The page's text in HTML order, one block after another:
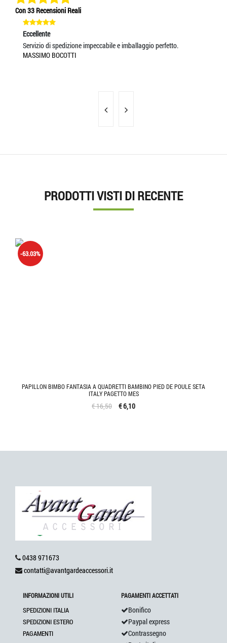
Con 33 Recensioni Reali
Eccellente
Servizio di spedizione impeccabile e imballaggio perfetto.
MASSIMO BOCOTTI
PRODOTTI VISTI DI RECENTE
'.'
PAPILLON BIMBO FANTASIA A QUADRETTI BAMBINO PIED DE POULE SETA
ITALY PAGETTO MES
-63.03%
€ 16,50 € 6,10
0438 971673
contatti@avantgardeaccessori.it
INFORMAZIONI UTILI
SPEDIZIONI ITALIA
SPEDIZIONI ESTERO
PAGAMENTI
PAGAMENTI ACCETTATI
Bonifico
Paypal express
Contrassegno